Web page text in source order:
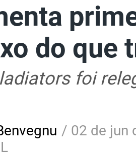
do que
foi
/ 02 de jun